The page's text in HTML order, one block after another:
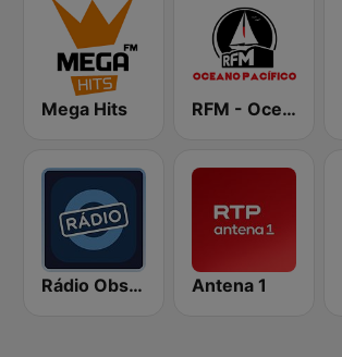
Mega Hits RFM - Oceano Pacífico Online
Rádio Observador Antena 1